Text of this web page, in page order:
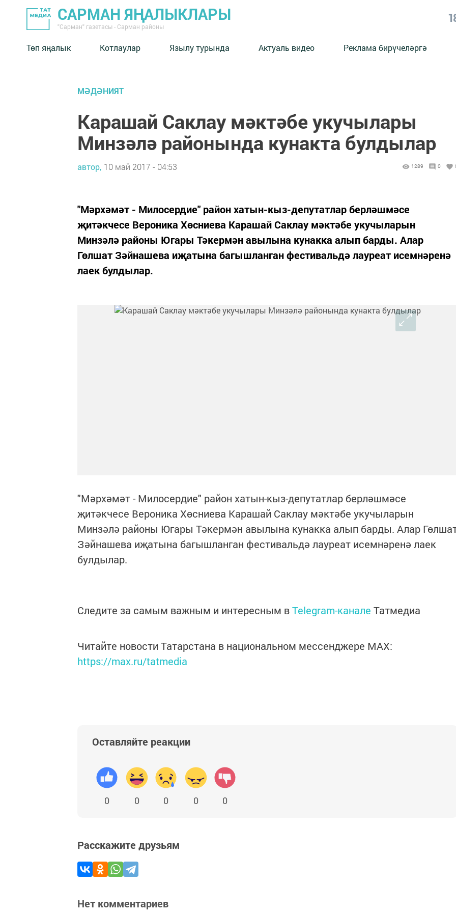
САРМАН ЯҢАЛЫКЛАРЫ
"Сарман" газетасы - Сарман районы
Төп яңалык Котлаулар Язылу турында Актуаль видео Реклама бирүчеләргә
МӘДӘНИЯТ
Карашай Саклау мәктәбе укучылары
Минзәлә районында кунакта булдылар
автор, 10 май 2017 - 04:53 1289 0
"Мәрхәмәт - Милосердие" район хатын-кыз-депутатлар берләшмәсе
җитәкчесе Вероника Хөсниева Карашай Саклау мәктәбе укучыларын
Минзәлә районы Югары Тәкермән авылына кунакка алып барды. Алар
Гөлшат Зәйнашева иҗатына багышланган фестивальдә лауреат исемнәренә
лаек булдылар.
"Мәрхәмәт - Милосердие" район хатын-кыз-депутатлар берләшмәсе
җитәкчесе Вероника Хөсниева Карашай Саклау мәктәбе укучыларын
Минзәлә районы Югары Тәкермән авылына кунакка алып барды. Алар
Зәйнашева иҗатына багышланган фестивальдә лауреат исемнәренә лаек
булдылар.
Следите за самым важным и интересным вTelegram-канале Татмедиа
Читайте новости Татарстана в национальном мессенджере MАХ:
https://max.ru/tatmedia
Оставляйте реакции
0 0 0 0 0
Расскажите друзьям
Нет комментариев